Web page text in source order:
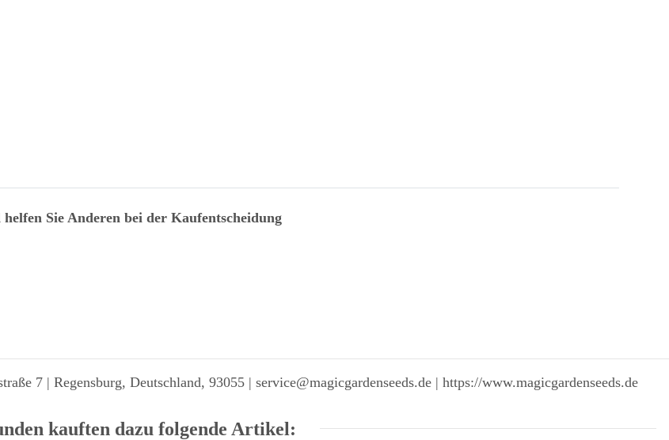
Sie Anderen bei der Kaufentscheidung
7 | Regensburg, Deutschland, 93055 | service@magicgardenseeds.de | https://www.magicgardenseeds.de
kauften dazu folgende Artikel: